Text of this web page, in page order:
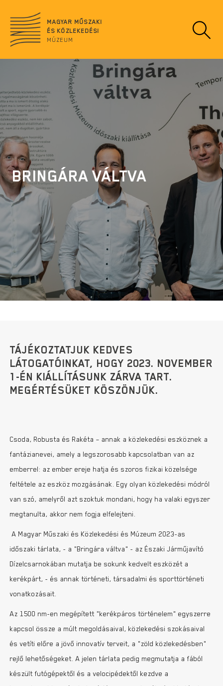
tartalomra
data
MAGYAR MŰSZAKI
ÉS KÖZLEKEDÉSI
MÚZEUM
BRINGÁRA VÁLTVA
TÁJÉKOZTATJUK KEDVES
LÁTOGATÓINKAT, HOGY 2023. NOVEMBER
1-ÉN KIÁLLÍTÁSUNK ZÁRVA TART.
MEGÉRTÉSÜKET KÖSZÖNJÜK.
Csoda, Robusta és Rakéta – annak a közlekedési eszköznek a
fantázianevei, amely a legszorosabb kapcsolatban van az
emberrel: az ember ereje hatja és szoros fizikai közelsége
feltétele az eszköz mozgásának. Egy olyan közlekedési módról
van szó, amelyről azt szoktuk mondani, hogy ha valaki egyszer
megtanulta, akkor nem fogja elfelejteni.
A Magyar Műszaki és Közlekedési és Múzeum 2023-as
időszaki tárlata, - a „Bringára váltva” - az Északi Járműjavító
Dízelcsarnokában mutatja be sokunk kedvelt eszközét a
kerékpárt, - és annak történeti, társadalmi és sporttörténeti
vonatkozásait.
Az 1500 nm-en megépített „kerékpáros történelem” egyszerre
kapcsol össze a múlt megoldásaival, közlekedési szokásaival
és vetíti előre a jövő innovatív terveit, a „zöld közlekedésben”
rejlő lehetőségeket. A jelen tárlata pedig megmutatja a fából
készült futógépektől és a velocipédektől kezdve a